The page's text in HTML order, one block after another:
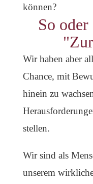
können?
So
Wir haben aber
Chance, mit
hinein zu
stellen.
Wir sind als
unserem